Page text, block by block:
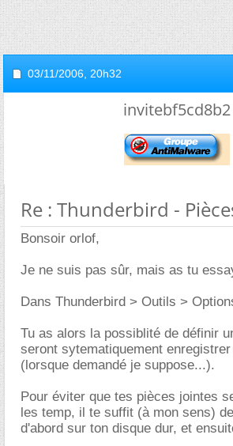
03/11/2006, 20h32
invitebf5cd8b2
Re : Thunderbird -
Bonsoir orlof,
Je ne suis pas sûr, mais as tu
Dans Thunderbird > Outils >
Tu as alors la possiblité de définir
seront sytematiquement
(lorsque demandé je suppose...).
Pour éviter que tes pièces jointes
les temp, il te suffit (à mon sens)
d'abord sur ton disque dur, et